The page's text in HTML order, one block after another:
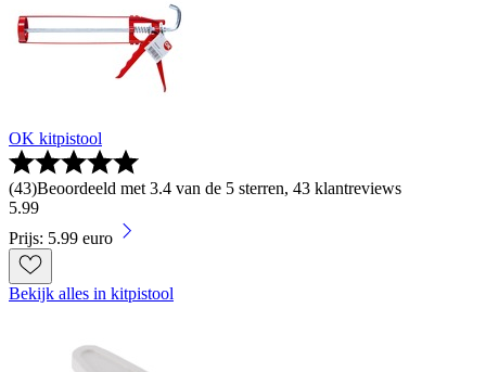
OK kitpistool
(43)Beoordeeld met 3.4 van de 5 sterren, 43 klantreviews
5.99
Prijs: 5.99 euro
Bekijk alles in kitpistool